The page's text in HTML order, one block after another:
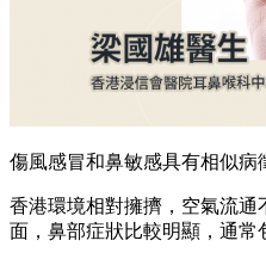
傷風感冒和鼻敏感具有相似病
香港環境相對擁擠，空氣流
面，鼻部症狀比較明顯，通常